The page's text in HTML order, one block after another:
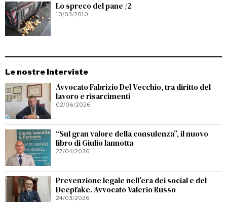
Lo spreco del pane /2
10/03/2010
Le nostre Interviste
Avvocato Fabrizio Del Vecchio, tra diritto del
lavoro e risarcimenti
02/06/2026
“Sul gran valore della consulenza”, il nuovo
libro di Giulio Iannotta
27/04/2026
Prevenzione legale nell’era dei social e del
Deepfake. Avvocato Valerio Russo
24/03/2026